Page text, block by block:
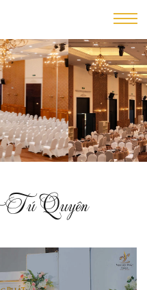
Quyên